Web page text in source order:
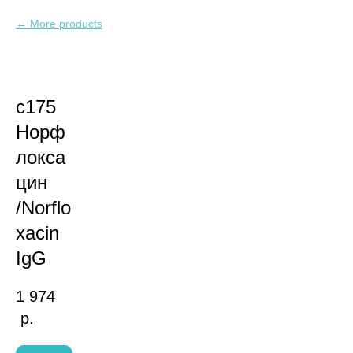
More products
c175
Норф
локса
цин
/Norflo
xacin
IgG
1 974
р.